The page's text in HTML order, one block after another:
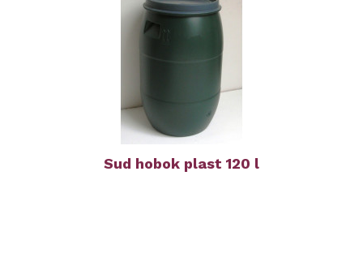
Sud hobok plast 120 l